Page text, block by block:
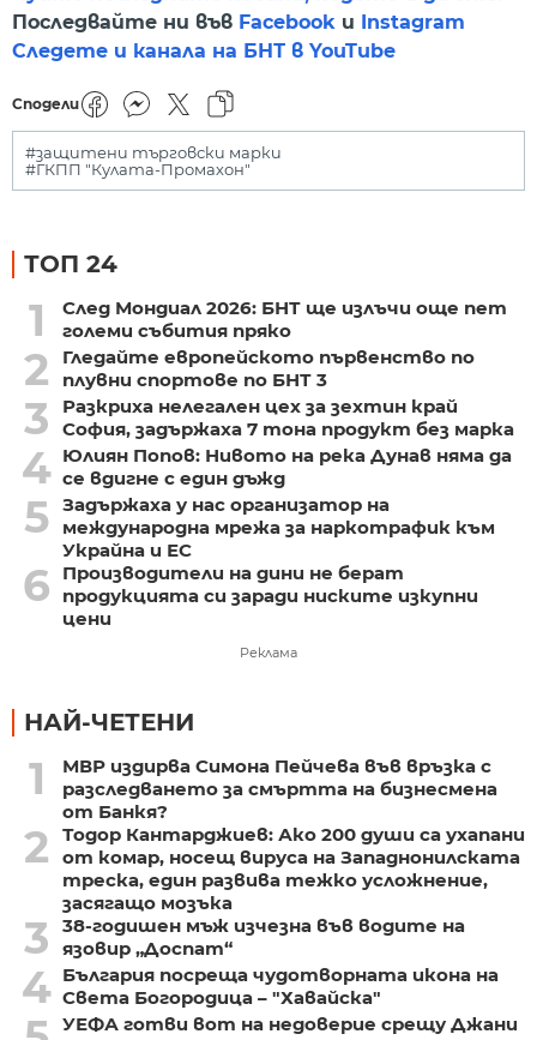
Последвайте ни във Facebook и Instagram
Следете и канала на БНТ в YouTube
Сподели
#защитени търговски марки
#ГКПП "Кулата-Промахон"
ТОП 24
1
След Мондиал 2026: БНТ ще излъчи още пет
големи събития пряко
2
Гледайте европейското първенство по
плувни спортове по БНТ 3
3
Разкриха нелегален цех за зехтин край
София, задържаха 7 тона продукт без марка
4 Юлиян Попов: Нивото на река Дунав няма да
се вдигне с един дъжд
5 Задържаха у нас организатор на
международна мрежа за наркотрафик към
Украйна и ЕС
6
Производители на дини не берат
продукцията си заради ниските изкупни
цени
Реклама
НАЙ-ЧЕТЕНИ
1
МВР издирва Симона Пейчева във връзка с
разследването за смъртта на бизнесмена
от Банкя?
2
Тодор Кантарджиев: Ако 200 души са ухапани
от комар, носещ вируса на Западнонилската
треска, един развива тежко усложнение,
засягащо мозъка
3
38-годишен мъж изчезна във водите на
язовир „Доспат“
4 България посреща чудотворната икона на
Света Богородица – "Хавайска"
УЕФА готви вот на недоверие срещу Джани